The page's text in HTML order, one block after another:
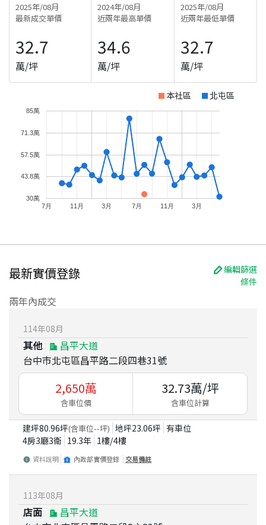
2025年/08月
最新成交單價
32.7
萬/坪
2024年/08月
近兩年最高單價
34.6
萬/坪
2025年/08月
近兩年最低單價
32.7
萬/坪
本社區 北屯區
7月 11月 3月 7月 11月 3月
30萬
43.8萬
57.5萬
71.3萬
85萬
最新實價登錄
編輯篩選
條件
兩年內成交
114年08月
其他
昌平大道
台中市北屯區昌平路二段四巷31號
2,650萬
含車位價
32.73萬/坪
含車位計算
建坪80.96坪(含車位--坪) 地坪23.06坪 有車位
4房3廳3衛 19.3年 1樓/4樓
資料說明 內政部實價登錄 交易備註
113年08月
店面
昌平大道